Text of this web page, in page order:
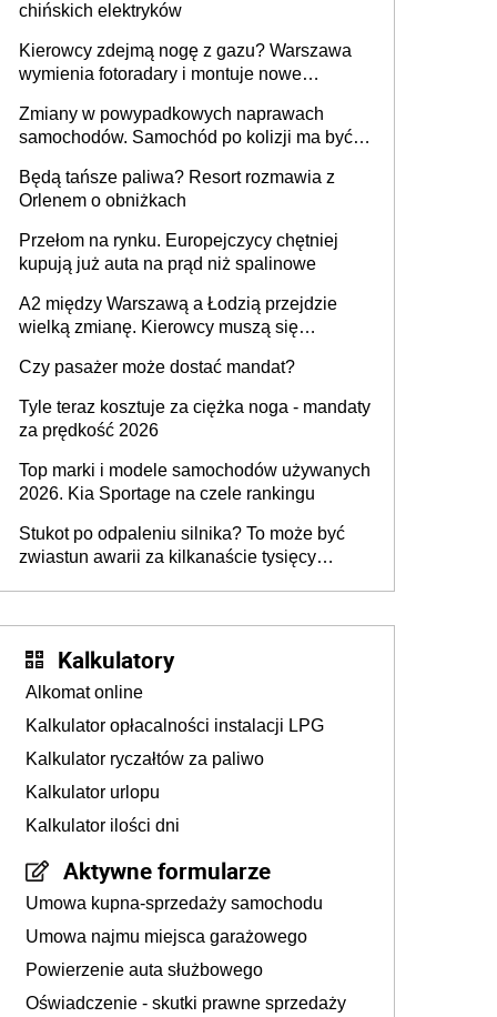
chińskich elektryków
Kierowcy zdejmą nogę z gazu? Warszawa
wymienia fotoradary i montuje nowe
Zmiany w powypadkowych naprawach
samochodów. Samochód po kolizji ma być
technologią producenta
Będą tańsze paliwa? Resort rozmawia z
Orlenem o obniżkach
Przełom na rynku. Europejczycy chętniej
kupują już auta na prąd niż spalinowe
A2 między Warszawą a Łodzią przejdzie
wielką zmianę. Kierowcy muszą się
Czy pasażer może dostać mandat?
Tyle teraz kosztuje za ciężka noga - mandaty
za prędkość 2026
Top marki i modele samochodów używanych
2026. Kia Sportage na czele rankingu
Stukot po odpaleniu silnika? To może być
zwiastun awarii za kilkanaście tysięcy
Kalkulatory
Alkomat online
Kalkulator opłacalności instalacji LPG
Kalkulator ryczałtów za paliwo
Kalkulator urlopu
Kalkulator ilości dni
Aktywne formularze
Umowa kupna-sprzedaży samochodu
Umowa najmu miejsca garażowego
Powierzenie auta służbowego
Oświadczenie - skutki prawne sprzedaży